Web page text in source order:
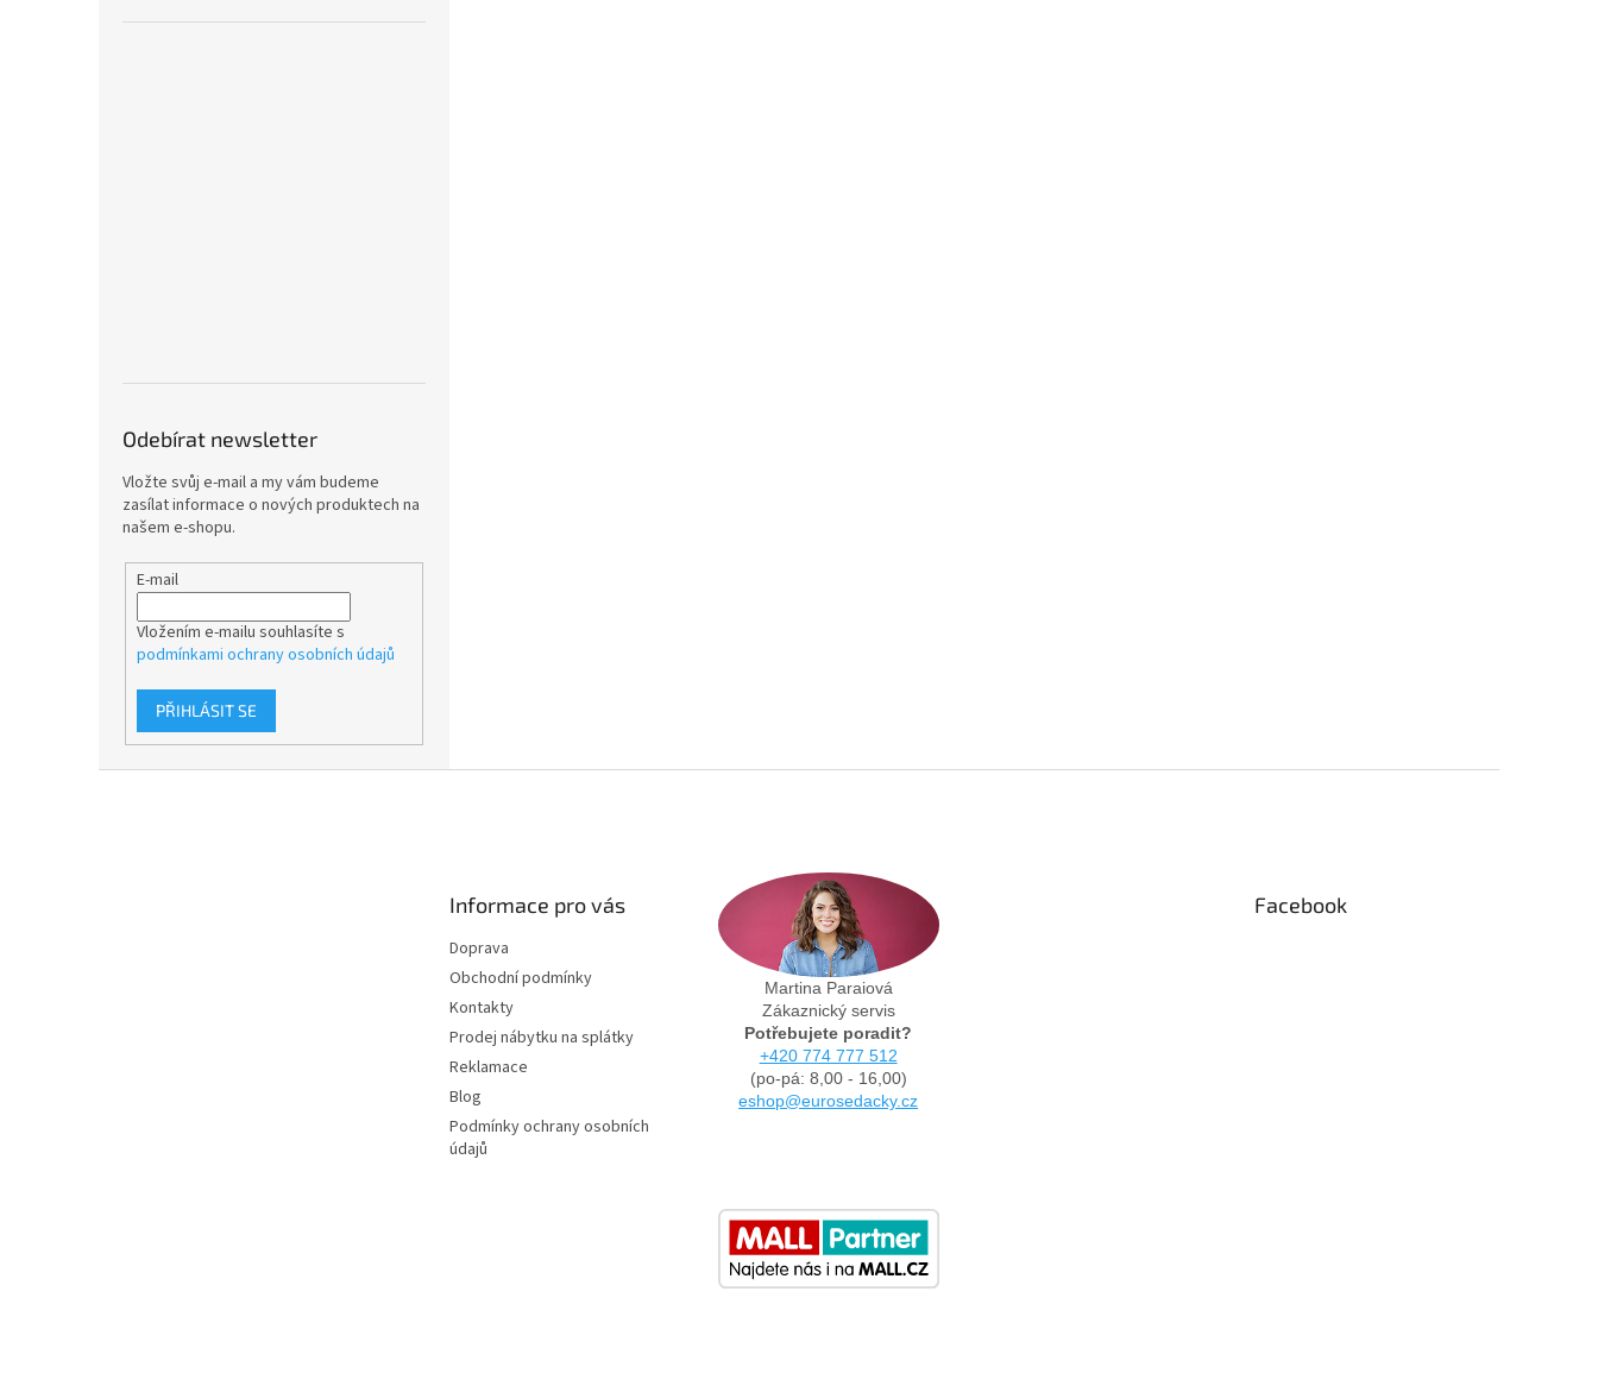
Odebírat newsletter
Vložte svůj e-mail a my vám budeme
zasílat informace o nových produktech na
našem e-shopu.
E-mail
Vložením e-mailu souhlasíte s
podmínkami ochrany osobních údajů
PŘIHLÁSIT SE
Informace pro vás
Doprava
Obchodní podmínky
Kontakty
Prodej nábytku na splátky
Reklamace
Blog
Podmínky ochrany osobních
údajů
Martina Paraiová
Zákaznický servis
Potřebujete poradit?
+420 774 777 512
(po-pá: 8,00 - 16,00)
eshop@eurosedacky.cz
Facebook